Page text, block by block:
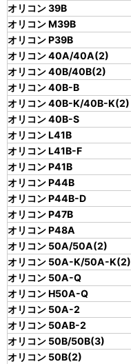
オリコン 39B
オリコン M39B
オリコン P39B
オリコン 40A/40A(2)
オリコン 40B/40B(2)
オリコン 40B-B
オリコン 40B-K/40B-K(2)
オリコン 40B-S
オリコン L41B
オリコン L41B-F
オリコン P41B
オリコン P44B
オリコン P44B-D
オリコン P47B
オリコン P48A
オリコン 50A/50A(2)
オリコン 50A-K/50A-K(2)
オリコン 50A-Q
オリコン H50A-Q
オリコン 50A-2
オリコン 50AB-2
オリコン 50B/50B(3)
オリコン 50B(2)